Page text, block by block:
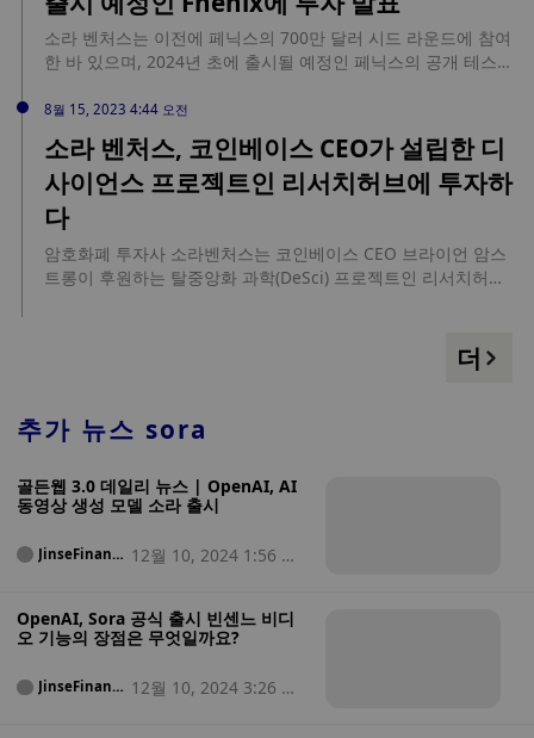
소라 벤처스는 이전에 페닉스의 700만 달러 시드 라운드에 참여
한 바 있으며, 2024년 초에 출시될 예정인 페닉스의 공개 테스트
플리케이션을 실험하고 구축할 수 있는 시험장을 제공하기 위해
설계되었습니다. 이 테스트 네트워크는 블록체인 혁신가를 유치
하고 FHE의 개인정보 보호 기능을 활용하는 앱 개발을 촉진하기
위해 설계되었습니다. (크립토슬레이트) 이전 뉴스에서 완전 동
형 암호화(FHE)로 구동되는 기밀 블록체인인 페닉스는 멀티코인
캐피털과 콜리더 벤처스가 주도하고 노드 캐피털, 뱅크리스, 핵
VC, 테인랩스, 메타플래닛이 참여한 700만 달러 규모의 시드 라
운드가 완료되었다고 발표했습니다. 피닉스는 이 자금을 사용하
8월 15, 2023 4:44 오전
소라 벤처스, 코인베이스 CEO가 설립한 디
사이언스 프로젝트인 리서치허브에 투자하
다
암호화폐 투자사 소라벤처스는 코인베이스 CEO 브라이언 암스
트롱이 후원하는 탈중앙화 과학(DeSci) 프로젝트인 리서치허브
랫폼 중 하나로, 사용자들이 과학 커뮤니티에 새로운 지식을 제
공하면 암호화폐 리서치코인(RSC)을 보상으로 받을 수 있는 것
이, 올해 6월 코인베이스의 CEO 브라이언 암스트롱 등이 공동
설립한 암호화폐 연구 플랫폼인 리서치허브는 오픈소스 소프트
드를 마감했으며, 부스트 VC, 밥 영, 길레르모 로치, 암자드 마사
드 등이 참여했습니다.
더
추가 뉴스 sora
골든웹 3.0 데일리 뉴스 | OpenAI, AI
동영상 생성 모델 소라 출시
JinseFinanc
12월 10, 2024 1:56 오
OpenAI, Sora 공식 출시 빈센느 비디
오 기능의 장점은 무엇일까요?
JinseFinanc
12월 10, 2024 3:26 오